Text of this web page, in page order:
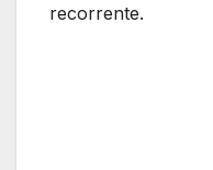
recorrente.